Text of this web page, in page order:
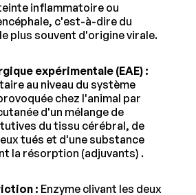
inflammatoire ou
c'est-à-dire du
plus souvent d'origine virale.
expérimentale (EAE) :
au niveau du système
chez l'animal par
d'un mélange de
du tissu cérébral, de
tués et d'une substance
la résorption (adjuvants) .
: Enzyme clivant les deux